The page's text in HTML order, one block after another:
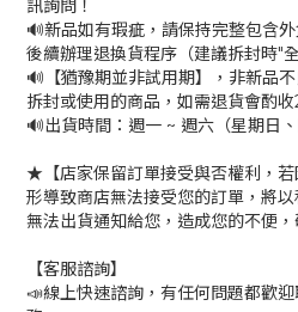
訊詢問！
🔊新品如有瑕疵，請保持完整包含
後續辦理退換貨程序（建議拆封時"
🔊【猶豫期並非試用期】，非新品
拆封或使用的商品，如需退貨會酌
🔊出貨時間：週一 ~ 週六（星期日、
★【店家保留訂單接受與否權利，
形導致商店無法接受您的訂單，將
無法出貨通知給您，造成您的不便
【客服諮詢】
📣線上快速諮詢，有任何問題都歡